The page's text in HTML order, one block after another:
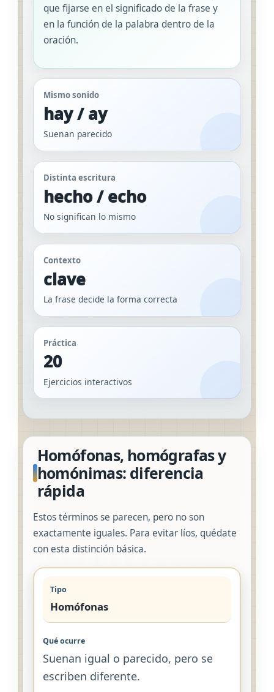
que fijarse en el significado de la frase y
en la función de la palabra dentro de la
oración.
Mismo sonido
hay / ay
Suenan parecido
Distinta escritura
hecho / echo
No significan lo mismo
Contexto
clave
La frase decide la forma correcta
Práctica
20
Ejercicios interactivos
Homófonas, homógrafas y
homónimas: diferencia
rápida
Estos términos se parecen, pero no son
exactamente iguales. Para evitar líos, quédate
con esta distinción básica.
Homófonas
Suenan igual o parecido, pero se
escriben diferente.